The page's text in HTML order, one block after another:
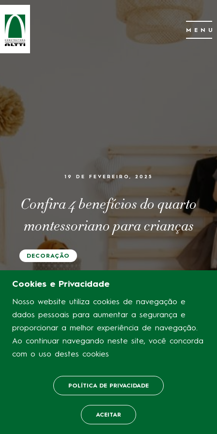
Cookies e Privacidade
Nosso website utiliza cookies de navegação e
dados pessoais para aumentar a segurança e
proporcionar a melhor experiência de navegação.
Ao continuar navegando neste site, você concorda
com o uso destes cookies
POLÍTICA DE PRIVACIDADE
ACEITAR
MENU
19 DE FEVEREIRO, 2025
Confira 4 benefícios do quarto
montessoriano para crianças
DECORAÇÃO